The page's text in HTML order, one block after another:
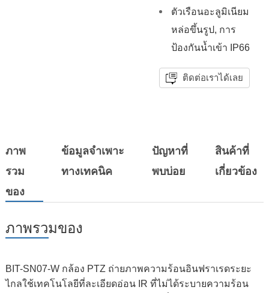
ตัวเรือนอะลูมิเนียม
หล่อขึ้นรูป, การ
ป้องกันน้ำเข้า IP66
ติดต่อเราได้เลย
ภาพ
รวม
ของ
ข้อมูลจำเพาะ
ทางเทคนิค
ปัญหาที่
พบบ่อย
สินค้าที่
เกี่ยวข้อง
ภาพรวมของ
BIT-SN07-W กล้อง PTZ ถ่ายภาพความร้อนอินฟราเรดระยะ
ไกลใช้เทคโนโลยีที่ละเอียดอ่อน IR ที่ไม่ได้ระบายความร้อน